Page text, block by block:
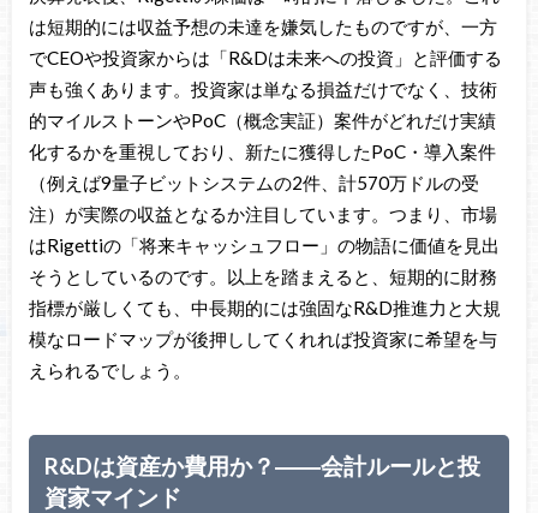
は短期的には収益予想の未達を嫌気したものですが、一方
でCEOや投資家からは「R&Dは未来への投資」と評価する
声も強くあります。投資家は単なる損益だけでなく、技術
的マイルストーンやPoC（概念実証）案件がどれだけ実績
化するかを重視しており、新たに獲得したPoC・導入案件
（例えば9量子ビットシステムの2件、計570万ドルの受
注）が実際の収益となるか注目しています。つまり、市場
はRigettiの「将来キャッシュフロー」の物語に価値を見出
そうとしているのです。以上を踏まえると、短期的に財務
指標が厳しくても、中長期的には強固なR&D推進力と大規
模なロードマップが後押ししてくれれば投資家に希望を与
えられるでしょう。
R&Dは資産か費用か？――会計ルールと投
資家マインド